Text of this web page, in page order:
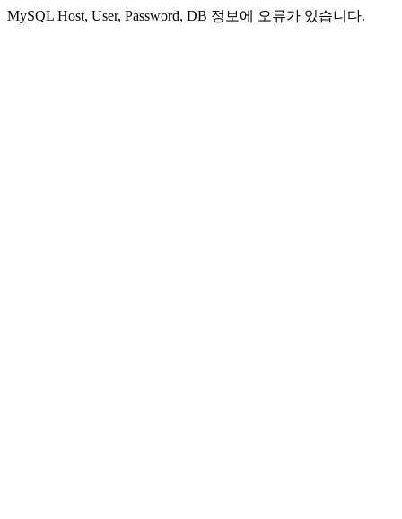
MySQL Host, User, Password, DB 정보에 오류가 있습니다.